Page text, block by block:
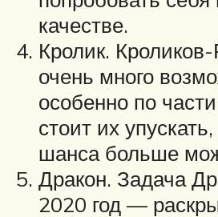
качестве.
Кролик.
очень много
особенно по
стоит их
шанса больше
Дракон. Задача
2020 год —